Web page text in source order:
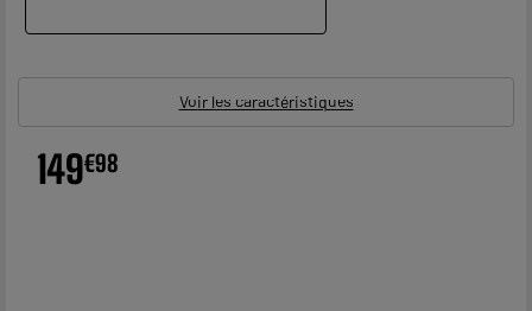
Voir les caractéristiques
149€98